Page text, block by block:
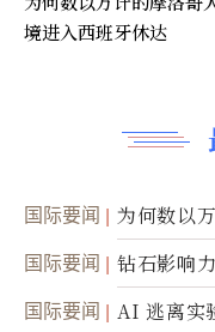
国际要闻
为何数以
达
国际要闻 钻石影响
国际要闻 AI 逃离实
境进入西班牙休达